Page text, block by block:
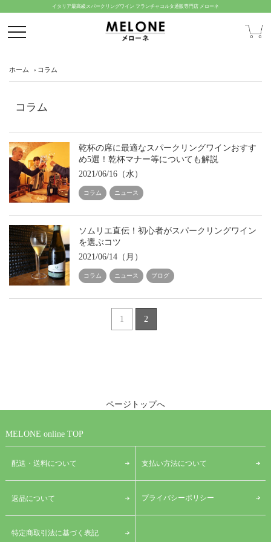
イタリア最高級スパークリングワイン フランチャコルタ通販専門店 メローネ
ホーム コラム
コラム
乾杯の席に最適なスパークリングワインおすす
め5選！乾杯マナー等についても解説
2021/06/16（水）
コラム ニュース
ソムリエ直伝！初心者がスパークリングワイン
を選ぶコツ
2021/06/14（月）
コラム ニュース ブログ
1 2
ページトップへ
MELONE online TOP
配送・送料について 支払い方法について
返品について プライバシーポリシー
特定商取引法に基づく表記